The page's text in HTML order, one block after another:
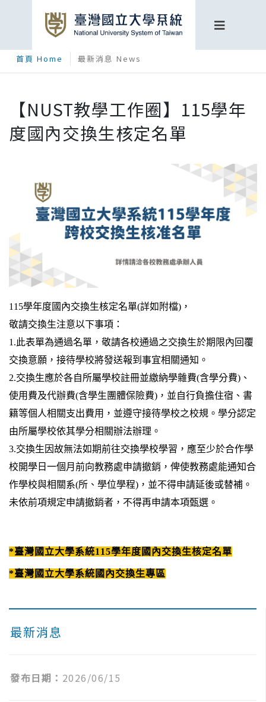
首頁 Home 最新消息 News
最新消息
發布日期： 2026/06/15
【NUST教學工作圈】115學年
度國內交換生核定名單
115學年度國內交換生核定名單(詳如附檔)，
敬請交換生注意以下事項：
1.此表單為通過名單，敬請各校通過之交換生於期限內回覆
交換意願，接待學校將發送報到事宜相關通知。
2.交換生應於各自所屬學校註冊並繳納學雜費(含學分費)、
使用費及代辦費(含學生團體保險費)，並自行負擔住宿、書
籍等個人相關支出費用，並遵守接待學校之校規。學分認定
由所屬學校依其學分相關辦法辦理。
3.交換生因故無法如期前往交換學校學習，應至少於合作學
校開學日一個月前向教務處申請撤銷，俾使教務處能通知合
作學校與相關系(所、學位學程)，並不得申請延後或替補。
未依前項規定申請撤銷者，不得再申請本項甄選。
*臺灣國立大學系統115學年度國內交換生核定名單
*臺灣國立大學系統國內交換生專區